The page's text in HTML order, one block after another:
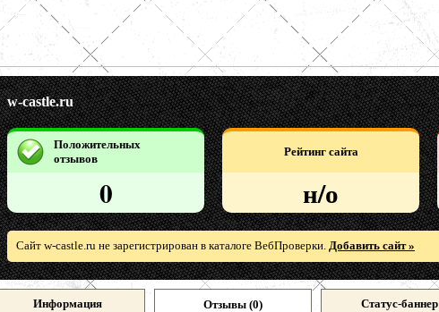
w-castle.ru
Положительных
отзывов
0
Рейтинг сайта
н/о
Сайт w-castle.ru не зарегистрирован в каталоге ВебПроверки. Добавить сайт »
Информация Отзывы (0) Статус-баннер